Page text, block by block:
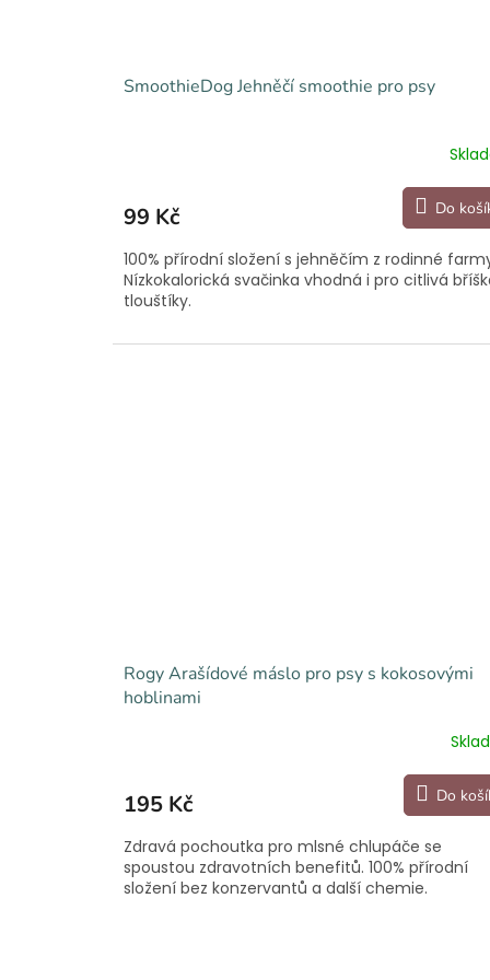
SmoothieDog Jehněčí smoothie pro psy
99 Kč Do
100% přírodní složení s jehněčím z rodinné
Nízkokalorická svačinka vhodná i pro citlivá
tlouštíky.
Rogy Arašídové máslo pro psy s kokosovými
hoblinami
195 Kč Do
Zdravá pochoutka pro mlsné chlupáče se
spoustou zdravotních benefitů. 100% přírodní
složení bez konzervantů a další chemie.